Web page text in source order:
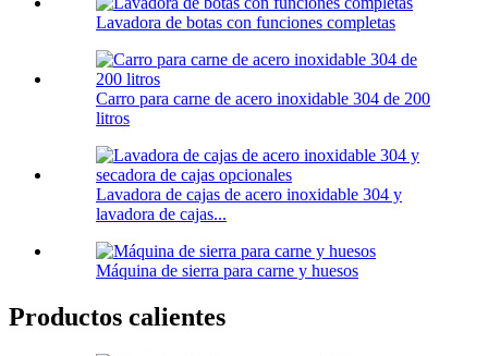
Lavadora de botas con funciones completas
Carro para carne de acero inoxidable 304 de 200
litros
Lavadora de cajas de acero inoxidable 304 y
lavadora de cajas...
Máquina de sierra para carne y huesos
Productos calientes